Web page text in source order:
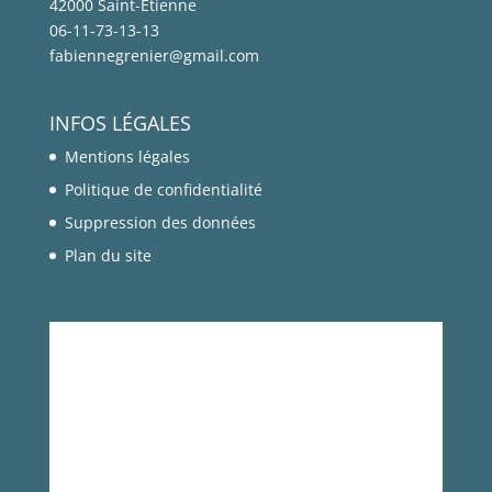
OBJECTIF: Apprendre à décoder la trame
énergétique de chaque individu à partir de
Photo
Voir sur Facebook
42000 Saint-Etienne
06-11-73-13-13
fabiennegrenier@gmail.com
INFOS LÉGALES
Mentions légales
Politique de confidentialité
Suppression des données
Plan du site